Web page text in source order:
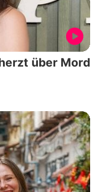
über Mord